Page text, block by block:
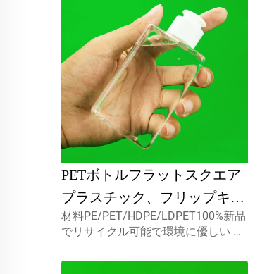
PETボトルフラットスクエア
プラスチック、フリップキャ
ップとスクリーン印刷付き
150ml化粧品パッケージクリ
アオーバルスクリューキャッ
材料PE/PET/HDPE/LDPET100%新品
でリサイクル可能で環境に優しい 食
10ml 15ml カスタムキャプスミスト